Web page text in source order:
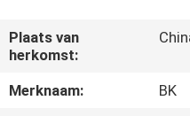
ONGEVEER
ONS
Plaats van
herkomst:
Merknaam:
BK